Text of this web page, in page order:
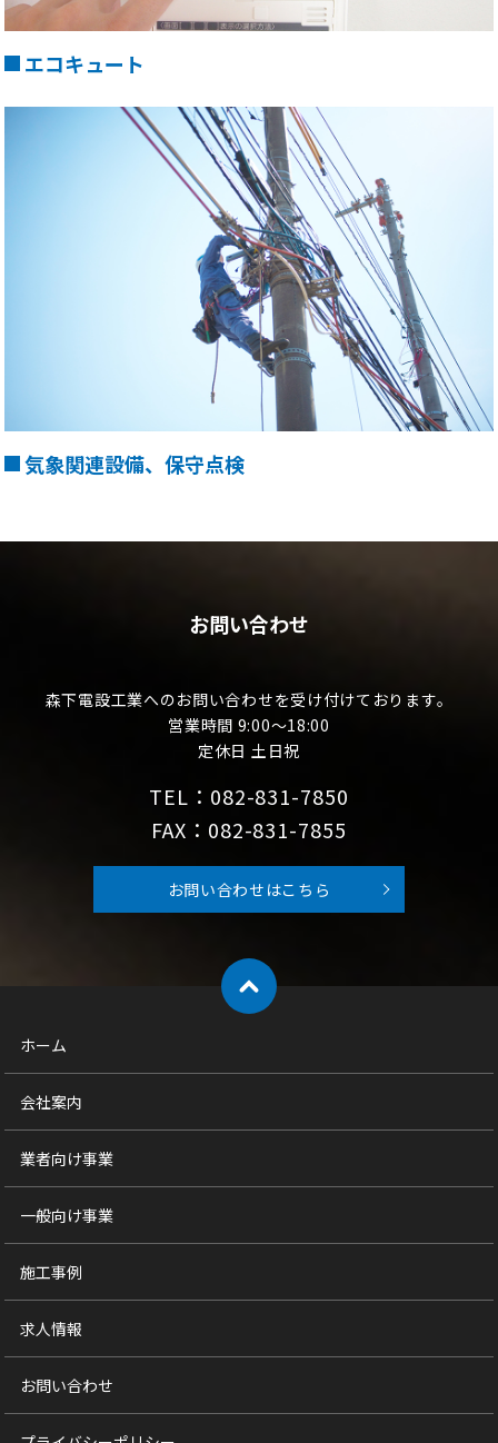
エコキュート
気象関連設備、保守点検
お問い合わせ
森下電設工業へのお問い合わせを受け付けております。
営業時間 9:00～18:00
定休日 土日祝
TEL：082-831-7850
FAX：082-831-7855
お問い合わせはこちら
ホーム
会社案内
業者向け事業
一般向け事業
施工事例
求人情報
お問い合わせ